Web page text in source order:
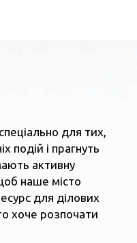
для тих,
подій і прагнуть
активну
наше місто
для ділових
хоче розпочати